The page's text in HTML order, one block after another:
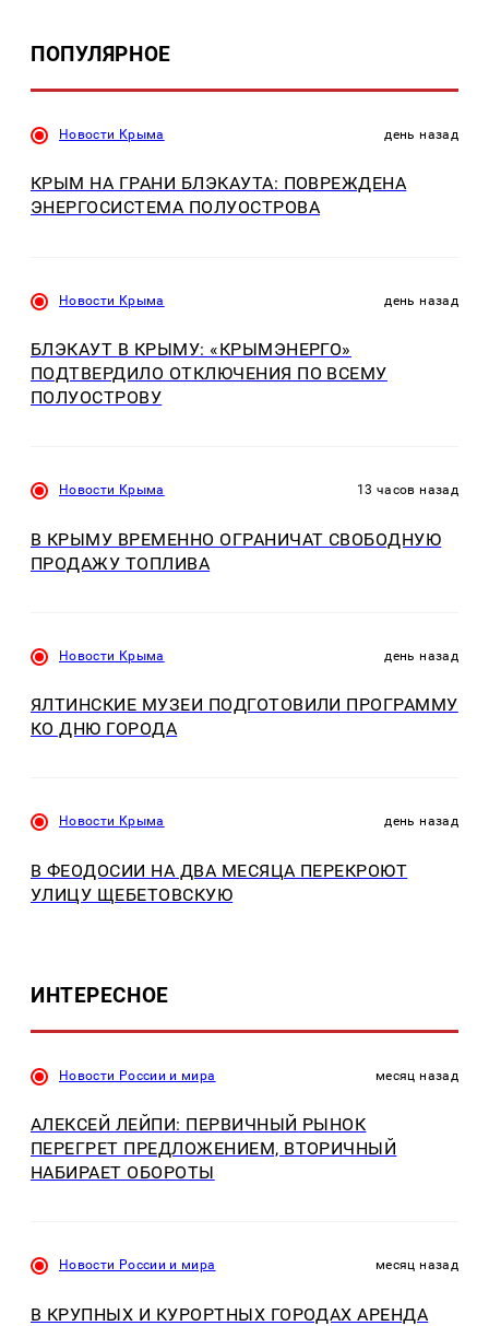
ПОПУЛЯРНОЕ
Новости Крыма день назад
КРЫМ НА ГРАНИ БЛЭКАУТА: ПОВРЕЖДЕНА
ЭНЕРГОСИСТЕМА ПОЛУОСТРОВА
Новости Крыма день назад
БЛЭКАУТ В КРЫМУ: «КРЫМЭНЕРГО»
ПОДТВЕРДИЛО ОТКЛЮЧЕНИЯ ПО ВСЕМУ
ПОЛУОСТРОВУ
Новости Крыма 13 часов назад
В КРЫМУ ВРЕМЕННО ОГРАНИЧАТ СВОБОДНУЮ
ПРОДАЖУ ТОПЛИВА
Новости Крыма день назад
ЯЛТИНСКИЕ МУЗЕИ ПОДГОТОВИЛИ ПРОГРАММУ
КО ДНЮ ГОРОДА
Новости Крыма день назад
В ФЕОДОСИИ НА ДВА МЕСЯЦА ПЕРЕКРОЮТ
УЛИЦУ ЩЕБЕТОВСКУЮ
ИНТЕРЕСНОЕ
Новости России и мира месяц назад
АЛЕКСЕЙ ЛЕЙПИ: ПЕРВИЧНЫЙ РЫНОК
ПЕРЕГРЕТ ПРЕДЛОЖЕНИЕМ, ВТОРИЧНЫЙ
НАБИРАЕТ ОБОРОТЫ
Новости России и мира месяц назад
В КРУПНЫХ И КУРОРТНЫХ ГОРОДАХ АРЕНДА